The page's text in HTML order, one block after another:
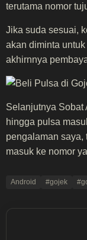
terutama nomor
Jika suda sesuai,
akan diminta
akhirnnya
Selanjutnya Sobat
hingga pulsa
pengalaman saya,
masuk ke nomor
Android #gojek